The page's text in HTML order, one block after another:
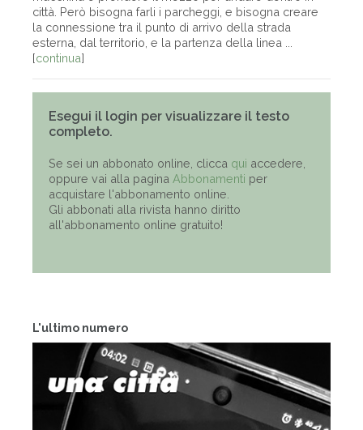
L'ultimo numero
città. Però bisogna farli i parcheggi, e bisogna creare
la connessione tra il punto di arrivo della strada
esterna, dal territorio, e la partenza della linea ...
[continua]
Esegui il login per visualizzare il testo
completo.
Se sei un abbonato online, clicca qui accedere,
oppure vai alla pagina Abbonamenti per
acquistare l'abbonamento online.
Gli abbonati alla rivista hanno diritto
all'abbonamento online gratuito!